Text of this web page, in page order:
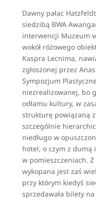
Dawny pałac
siedzibą BWA
interwencji Muzeum
wokół różowego
Kaspra Lecnima,
zgłoszonej przez
Sympozjum
niezrealizowanej, bo
odłamu kultury, w
strukturę powiązaną
szczególnie
niedługo w
hotel, o czym z
w pomieszczeniach.
wykopana jest zaś
przy którym kiedyś
sprzedawała bilety